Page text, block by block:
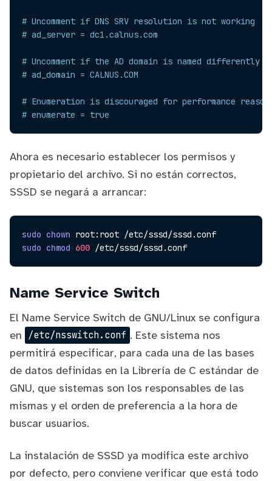
# Uncomment if DNS SRV resolution is not working
# ad_server = dc1.calnus.com
# Uncomment if the AD domain is named differently
# ad_domain = CALNUS.COM
# Enumeration is discouraged for performance
# enumerate = true
Ahora es necesario establecer los permisos y
propietario del archivo. Si no están correctos,
SSSD se negará a arrancar:
sudo chown
sudo chmod 600
Name Service Switch
El Name Service Switch de GNU/Linux se configura
en /etc/nsswitch.conf . Este sistema nos
permitirá especificar, para cada una de las bases
de datos definidas en la Librería de C estándar de
GNU, que sistemas son los responsables de las
mismas y el orden de preferencia a la hora de
buscar usuarios.
La instalación de SSSD ya modifica este archivo
por defecto, pero conviene verificar que está todo